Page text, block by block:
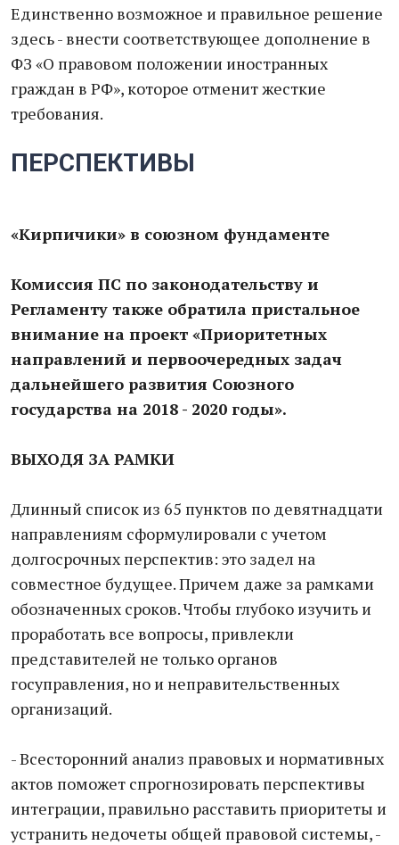
Единственно возможное и правильное решение
здесь - внести соответствующее дополнение в
ФЗ «О правовом положении иностранных
граждан в РФ», которое отменит жесткие
требования.
ПЕРСПЕКТИВЫ
«Кирпичики» в союзном фундаменте
Комиссия ПС по законодательству и
Регламенту также обратила пристальное
внимание на проект «Приоритетных
направлений и первоочередных задач
дальнейшего развития Союзного
государства на 2018 - 2020 годы».
ВЫХОДЯ ЗА РАМКИ
Длинный список из 65 пунктов по девятнадцати
направлениям сформулировали с учетом
долгосрочных перспектив: это задел на
совместное будущее. Причем даже за рамками
обозначенных сроков. Чтобы глубоко изучить и
проработать все вопросы, привлекли
представителей не только органов
госуправления, но и неправительственных
организаций.
- Всесторонний анализ правовых и нормативных
актов поможет спрогнозировать перспективы
интеграции, правильно расставить приоритеты и
устранить недочеты общей правовой системы, -